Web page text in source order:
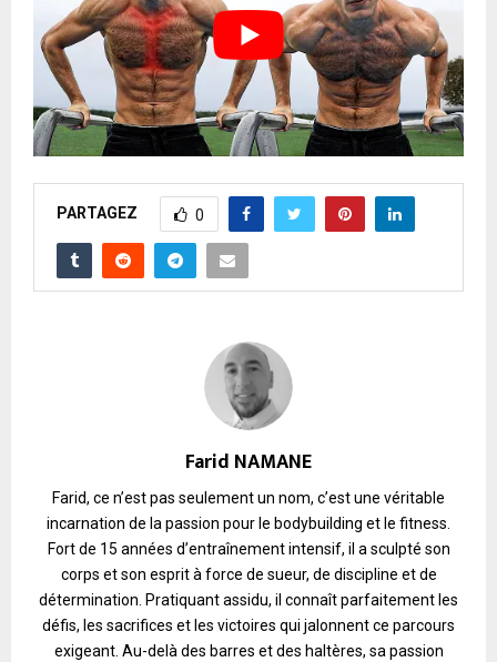
PARTAGEZ 0
Farid NAMANE
Farid, ce n’est pas seulement un nom, c’est une véritable
incarnation de la passion pour le bodybuilding et le fitness.
Fort de 15 années d’entraînement intensif, il a sculpté son
corps et son esprit à force de sueur, de discipline et de
détermination. Pratiquant assidu, il connaît parfaitement les
défis, les sacrifices et les victoires qui jalonnent ce parcours
exigeant. Au-delà des barres et des haltères, sa passion